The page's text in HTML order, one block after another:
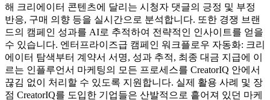
해 크리에이터 콘텐츠에 달리는 시청자 댓글의 긍정 및 부정
반응, 구매 의향 등을 실시간으로 분석합니다. 또한 경쟁 브랜
드의 캠페인 성과를 AI로 추적하여 전략적인 인사이트를 얻을
수 있습니다. 엔터프라이즈급 캠페인 워크플로우 자동화: 크리
에이터 탐색부터 계약서 서명, 성과 추적, 최종 대금 지급에 이
르는 인플루언서 마케팅의 모든 프로세스를 CreatorIQ 안에서
끊김 없이 처리할 수 있도록 지원합니다. 실제 활용 사례 및 장
점 CreatorIQ를 도입한 기업들은 산발적으로 흩어져 있던 마케